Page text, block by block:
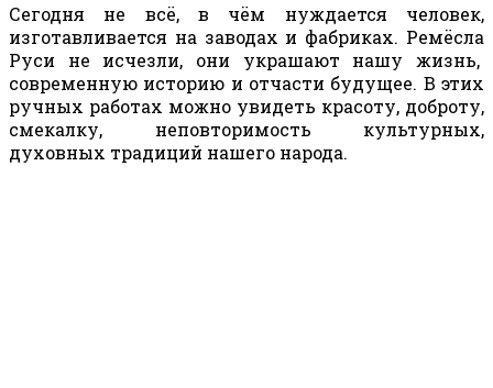
Сегодня не всё, в чём нуждается человек,
изготавливается на заводах и фабриках. Ремёсла
Руси не исчезли, они украшают нашу жизнь,
современную историю и отчасти будущее. В этих
ручных работах можно увидеть красоту, доброту,
смекалку, неповторимость культурных,
духовных традиций нашего народа.